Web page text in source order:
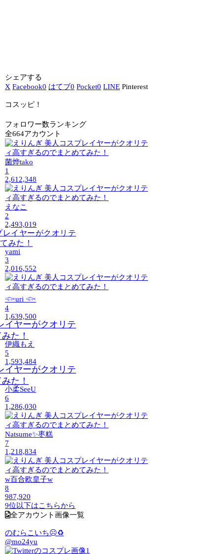
シェアする
X Facebook0 はてブ0 Pocket0 LINE Pinterest
コスッピ！
フォロワー数ランキング
全664アカウント
菌烨tako
1
2,612,348
えなこ
2
2,493,019
yami
3
2,016,552
𓆟uri 𓆟
4
1,639,500
伊織もえ
5
1,593,484
小柔SeeU
6
1,286,030
Natsume✨枣糕
7
1,218,834
w百合欧皇子w
8
987,920
9位以下はこちらから
全アカウント画像一覧
のむらこいち☹️♻️
@mo24yu